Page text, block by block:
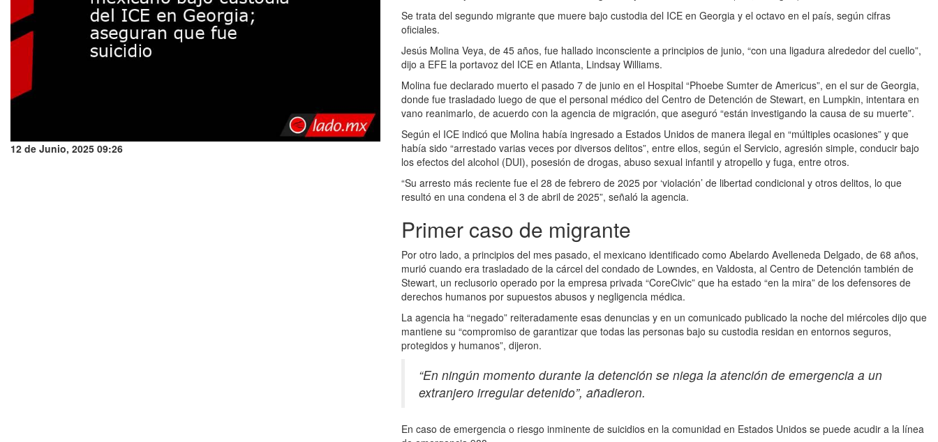
12 de Junio, 2025 09:26
Se trata del segundo migrante que muere bajo custodia del ICE en Georgia y el octavo en el país, según cifras
oficiales.
Jesús Molina Veya, de 45 años, fue hallado inconsciente a principios de junio, “con una ligadura alrededor del cuello”,
dijo a EFE la portavoz del ICE en Atlanta, Lindsay Williams.
Molina fue declarado muerto el pasado 7 de junio en el Hospital “Phoebe Sumter de Americus”, en el sur de Georgia,
donde fue trasladado luego de que el personal médico del Centro de Detención de Stewart, en Lumpkin, intentara en
vano reanimarlo, de acuerdo con la agencia de migración, que aseguró “están investigando la causa de su muerte”.
Según el ICE indicó que Molina había ingresado a Estados Unidos de manera ilegal en “múltiples ocasiones” y que
había sido “arrestado varias veces por diversos delitos”, entre ellos, según el Servicio, agresión simple, conducir bajo
los efectos del alcohol (DUI), posesión de drogas, abuso sexual infantil y atropello y fuga, entre otros.
“Su arresto más reciente fue el 28 de febrero de 2025 por ‘violación’ de libertad condicional y otros delitos, lo que
resultó en una condena el 3 de abril de 2025”, señaló la agencia.
Primer caso de migrante
Por otro lado, a principios del mes pasado, el mexicano identificado como Abelardo Avelleneda Delgado, de 68 años,
murió cuando era trasladado de la cárcel del condado de Lowndes, en Valdosta, al Centro de Detención también de
Stewart, un reclusorio operado por la empresa privada “CoreCivic” que ha estado “en la mira” de los defensores de
derechos humanos por supuestos abusos y negligencia médica.
La agencia ha “negado” reiteradamente esas denuncias y en un comunicado publicado la noche del miércoles dijo que
mantiene su “compromiso de garantizar que todas las personas bajo su custodia residan en entornos seguros,
protegidos y humanos”, dijeron.
“En ningún momento durante la detención se niega la atención de emergencia a un
extranjero irregular detenido”, añadieron.
En caso de emergencia o riesgo inminente de suicidios en la comunidad en Estados Unidos se puede acudir a la línea